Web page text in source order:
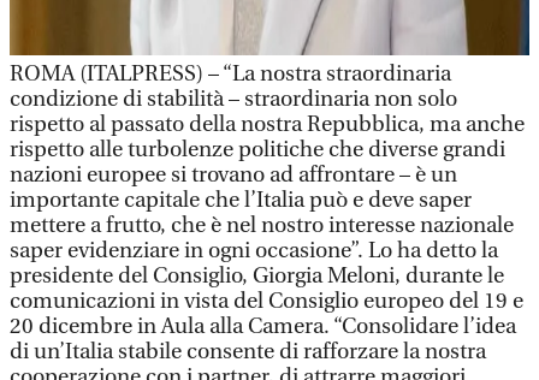
ROMA (ITALPRESS) – “La nostra straordinaria
condizione di stabilità – straordinaria non solo
rispetto al passato della nostra Repubblica, ma anche
rispetto alle turbolenze politiche che diverse grandi
nazioni europee si trovano ad affrontare – è un
importante capitale che l’Italia può e deve saper
mettere a frutto, che è nel nostro interesse nazionale
saper evidenziare in ogni occasione”. Lo ha detto la
presidente del Consiglio, Giorgia Meloni, durante le
comunicazioni in vista del Consiglio europeo del 19 e
20 dicembre in Aula alla Camera. “Consolidare l’idea
di un’Italia stabile consente di rafforzare la nostra